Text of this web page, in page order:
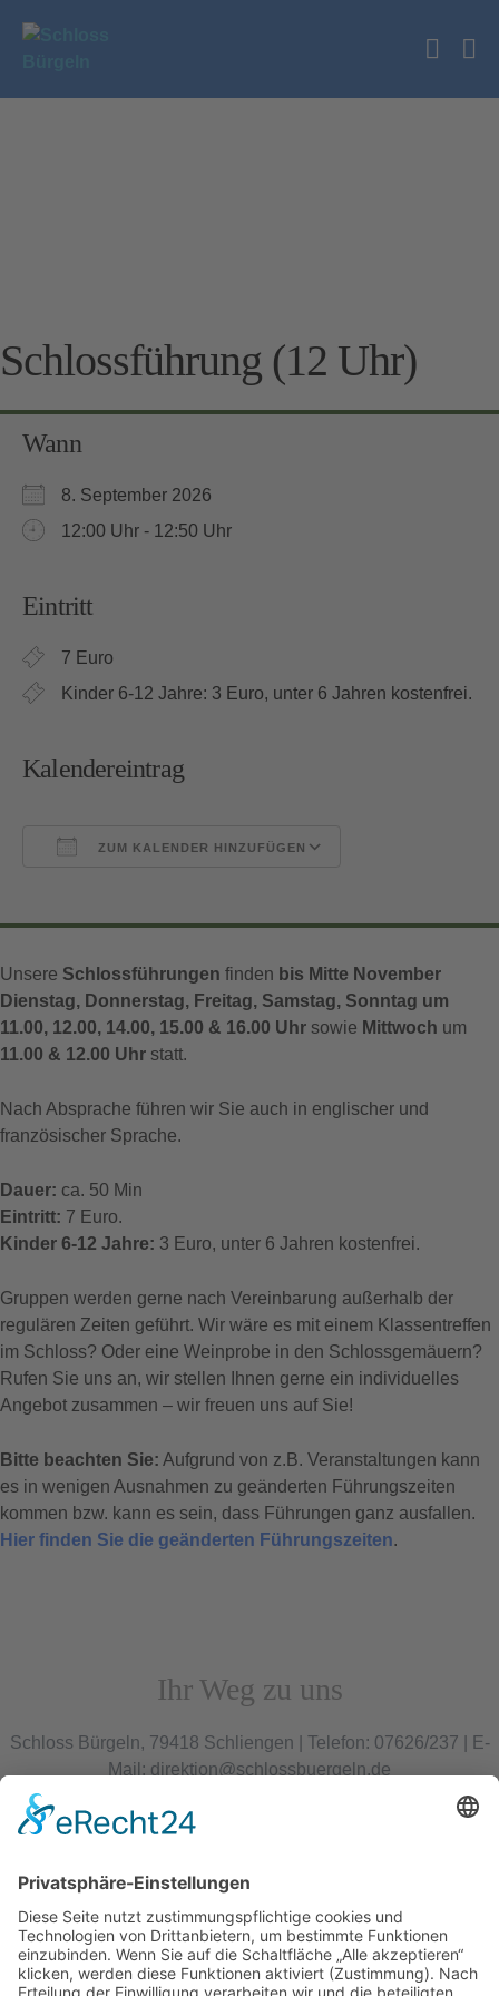
Inhalt
Schlossführung (12 Uhr)
Wann
8. September 2026
12:00 Uhr - 12:50 Uhr
Eintritt
7 Euro
Kinder 6-12 Jahre: 3 Euro, unter 6 Jahren kostenfrei.
Kalendereintrag
ZUM KALENDER HINZUFÜGEN
Unsere Schlossführungen finden bis Mitte November
Dienstag, Donnerstag, Freitag, Samstag, Sonntag um
11.00, 12.00, 14.00, 15.00 & 16.00 Uhr sowie Mittwoch um
11.00 & 12.00 Uhr statt.
Nach Absprache führen wir Sie auch in englischer und
französischer Sprache.
Dauer: ca. 50 Min
Eintritt: 7 Euro.
Kinder 6-12 Jahre: 3 Euro, unter 6 Jahren kostenfrei.
Gruppen werden gerne nach Vereinbarung außerhalb der
regulären Zeiten geführt. Wir wäre es mit einem Klassentreffen
im Schloss? Oder eine Weinprobe in den Schlossgemäuern?
Rufen Sie uns an, wir stellen Ihnen gerne ein individuelles
Angebot zusammen – wir freuen uns auf Sie!
Bitte beachten Sie: Aufgrund von z.B. Veranstaltungen kann
es in wenigen Ausnahmen zu geänderten Führungszeiten
kommen bzw. kann es sein, dass Führungen ganz ausfallen.
Hier finden Sie die geänderten Führungszeiten.
Ihr Weg zu uns
Schloss Bürgeln, 79418 Schliengen | Telefon: 07626/237 | E-
Mail: direktion@schlossbuergeln.de
Wir benötigen Ihre
Zustimmung, um den
Google Maps-Service
zu laden!